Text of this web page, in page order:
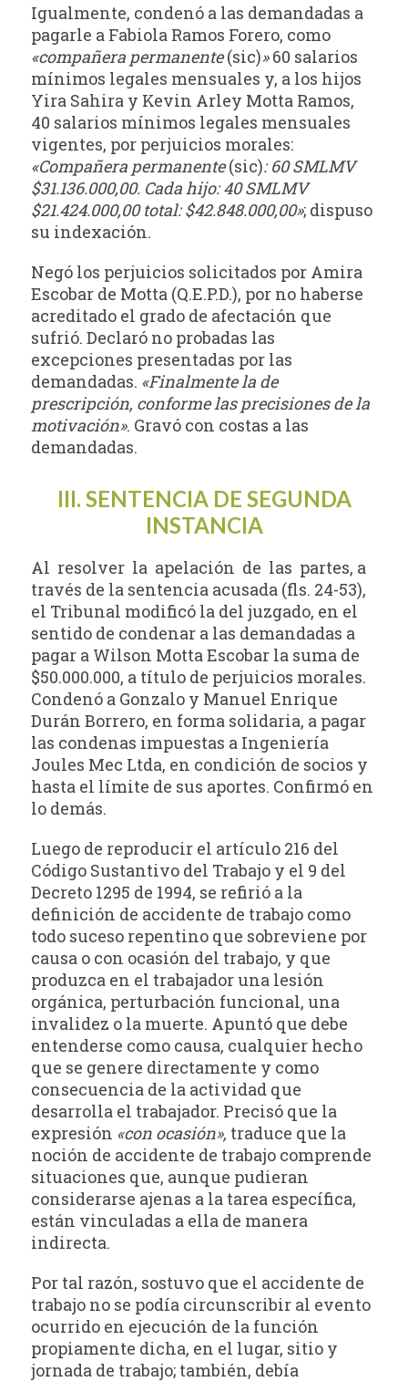
Igualmente, condenó a las demandadas a
pagarle a Fabiola Ramos Forero, como
«compañera permanente(sic)»60 salarios
mínimos legales mensuales y, a los hijos
Yira Sahira y Kevin Arley Motta Ramos,
40 salarios mínimos legales mensuales
vigentes, por perjuicios morales:
«Compañera permanente(sic): 60SMLMV
$31.136.000,00. Cada hijo: 40SMLMV
$21.424.000,00 total: $42.848.000,00»; dispuso
su indexación.
Negó los perjuicios solicitados por Amira
Escobar de Motta (Q.E.P.D.), por no haberse
acreditado el grado de afectación que
sufrió. Declaró no probadas las
excepciones presentadas por las
demandadas. «Finalmente la de
prescripción, conforme las precisiones de la
motivación». Gravó con costas a las
demandadas.
III. SENTENCIA DE SEGUNDA
INSTANCIA
Al resolver la apelación de las partes, a
través de la sentencia acusada (fls. 24-53),
el Tribunal modificó la del juzgado, en el
sentido de condenar a las demandadas a
pagar a Wilson Motta Escobar la suma de
$50.000.000, a título de perjuicios morales.
Condenó a Gonzalo y Manuel Enrique
Durán Borrero, en forma solidaria, a pagar
las condenas impuestas a Ingeniería
Joules Mec Ltda, en condición de socios y
hasta el límite de sus aportes. Confirmó en
lo demás.
Luego de reproducir el artículo 216 del
Código Sustantivo del Trabajo y el 9 del
Decreto 1295 de 1994, se refirió a la
definición de accidente de trabajo como
todo suceso repentino que sobreviene por
causa o con ocasión del trabajo, y que
produzca en el trabajador una lesión
orgánica, perturbación funcional, una
invalidez o la muerte. Apuntó que debe
entenderse como causa, cualquier hecho
que se genere directamente y como
consecuencia de la actividad que
desarrolla el trabajador. Precisó que la
expresión «con ocasión», traduce que la
noción de accidente de trabajo comprende
situaciones que, aunque pudieran
considerarse ajenas a la tarea específica,
están vinculadas a ella de manera
indirecta.
Por tal razón, sostuvo que el accidente de
trabajo no se podía circunscribir al evento
ocurrido en ejecución de la función
propiamente dicha, en el lugar, sitio y
jornada de trabajo; también, debía